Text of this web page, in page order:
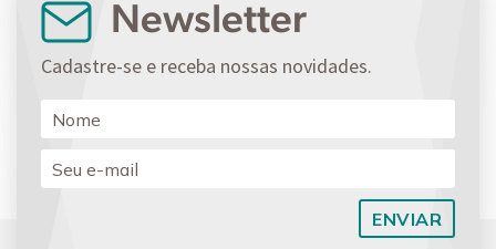
Newsletter
Cadastre-se e receba nossas novidades.